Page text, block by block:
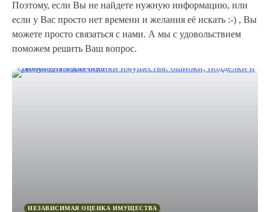
Поэтому, если Вы не найдете нужную информацию, или
если у Вас просто нет времени и желания её искать :-) , Вы
можете просто связаться с нами. А мы с удовольствием
поможем решить Ваш вопрос.
НЕЗАВИСИМАЯ ОЦЕНКА ИМУЩЕСТВА